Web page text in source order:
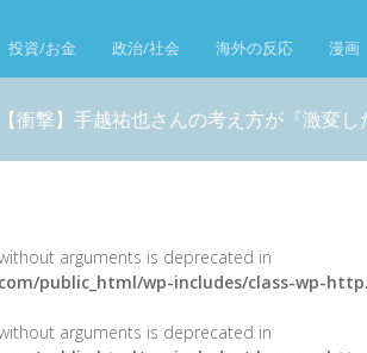
投資/お金 政治/社会 海外の反応 漫画
【衝撃】手越祐也さんの考え方が『激変
without arguments is deprecated in
public_html/wp-includes/class-wp-
without arguments is deprecated in